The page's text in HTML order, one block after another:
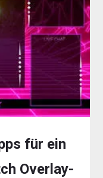
für ein
Overlay-